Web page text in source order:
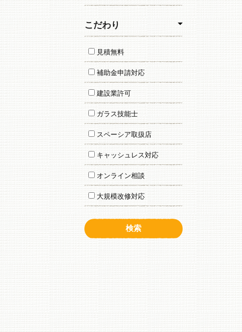
こだわり
見積無料
補助金申請対応
建設業許可
ガラス技能士
スペーシア取扱店
キャッシュレス対応
オンライン相談
大規模改修対応